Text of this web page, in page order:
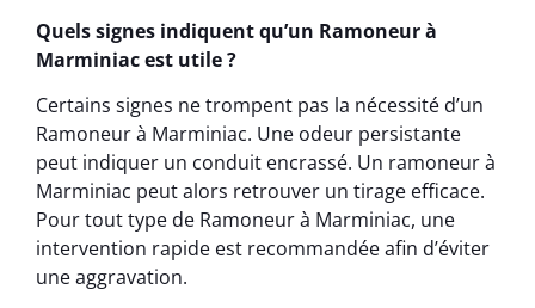
Quels signes indiquent qu’un Ramoneur à
Marminiac est utile ?
Certains signes ne trompent pas la nécessité d’un
Ramoneur à Marminiac. Une odeur persistante
peut indiquer un conduit encrassé. Un ramoneur à
Marminiac peut alors retrouver un tirage efficace.
Pour tout type de Ramoneur à Marminiac, une
intervention rapide est recommandée afin d’éviter
une aggravation.